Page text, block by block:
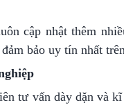
cập nhật thêm
bảo uy tín nhất
tư vấn dày dặn và